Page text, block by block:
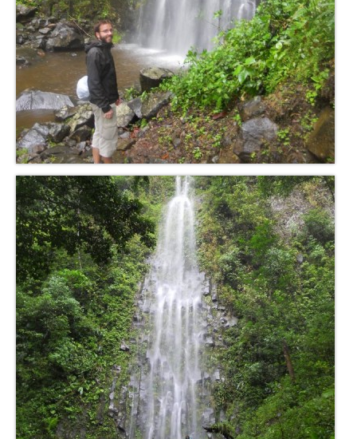
Autres voyages
Bolivie
Cambodge
Cap-vert
Costa-Rica
Guatemala
Inde
Nicaragua
Vietnam
Les coulisses
The Tour du monde
The Team
Contact